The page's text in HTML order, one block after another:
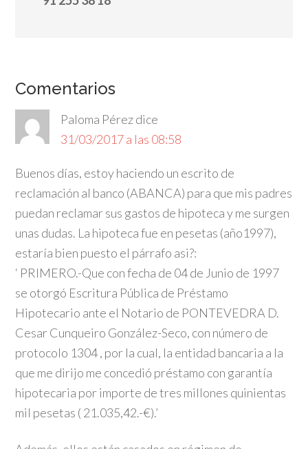
Comentarios
Paloma Pérezdice
31/03/2017 a las 08:58
Buenos días, estoy haciendo un escrito de
reclamación al banco (ABANCA) para que mis padres
puedan reclamar sus gastos de hipoteca y me surgen
unas dudas. La hipoteca fue en pesetas (año1997),
estaría bien puesto el párrafo asi?:
‘ PRIMERO.-Que con fecha de 04 de Junio de 1997
se otorgó Escritura Pública de Préstamo
Hipotecario ante el Notario de PONTEVEDRA D.
Cesar Cunqueiro González-Seco, con número de
protocolo 1304 , por la cual, la entidad bancaria a la
que me dirijo me concedió préstamo con garantía
hipotecaria por importe de tres millones quinientas
mil pesetas ( 21.035,42.-€).’